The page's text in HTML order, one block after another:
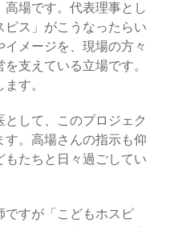
高場です。代表理事とし
ピス」がこうなったらい
イメージを、現場の方々
支えている立場です。
す。
として、このプロジェク
す。高場さんの指示も仰
もたちと日々過ごしてい
ですが「こどもホスピ